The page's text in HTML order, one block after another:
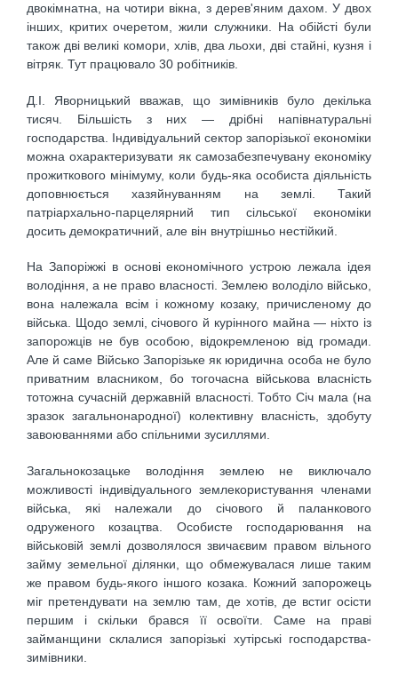
двокімнатна, на чотири вікна, з дерев'яним дахом. У двох
інших, критих очеретом, жили служники. На обійсті були
також дві великі комори, хлів, два льохи, дві стайні, кузня і
вітряк. Тут працювало 30 робітників.
Д.І. Яворницький вважав, що зимівників було декілька
тисяч. Більшість з них — дрібні напівнатуральні
господарства. Індивідуальний сектор запорізької економіки
можна охарактеризувати як самозабезпечувану економіку
прожиткового мінімуму, коли будь-яка особиста діяльність
доповнюється хазяйнуванням на землі. Такий
патріархально-парцелярний тип сільської економіки
досить демократичний, але він внутрішньо нестійкий.
На Запоріжжі в основі економічного устрою лежала ідея
володіння, а не право власності. Землею володіло військо,
вона належала всім і кожному козаку, причисленому до
війська. Щодо землі, січового й курінного майна — ніхто із
запорожців не був особою, відокремленою від громади.
Але й саме Військо Запорізьке як юридична особа не було
приватним власником, бо тогочасна військова власність
тотожна сучасній державній власності. Тобто Січ мала (на
зразок загальнонародної) колективну власність, здобуту
завоюваннями або спільними зусиллями.
Загальнокозацьке володіння землею не виключало
можливості індивідуального землекористування членами
війська, які належали до січового й паланкового
одруженого козацтва. Особисте господарювання на
військовій землі дозволялося звичаєвим правом вільного
займу земельної ділянки, що обмежувалася лише таким
же правом будь-якого іншого козака. Кожний запорожець
міг претендувати на землю там, де хотів, де встиг осісти
першим і скільки брався її освоїти. Саме на праві
займанщини склалися запорізькі хутірські господарства-
зимівники.